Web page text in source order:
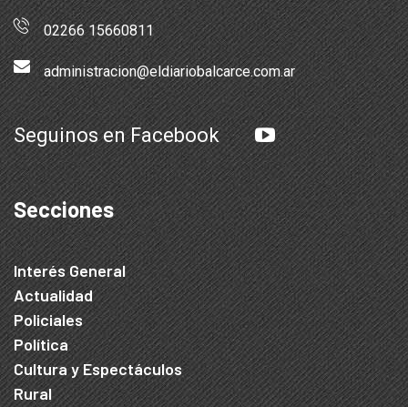
02266 15660811
administracion@eldiariobalcarce.com.ar
Seguinos en Facebook
Secciones
Interés General
Actualidad
Policiales
Política
Cultura y Espectáculos
Rural